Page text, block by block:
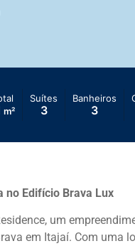
m²
Suítes
3
Banheiros
3
no Edifício Brava Lux
um
em Itajaí. Com uma